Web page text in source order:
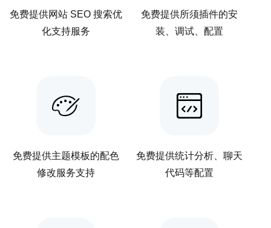
免费提供网站 SEO 搜索优
化支持服务
免费提供所须插件的安
装、调试、配置
免费提供主题模板的配色
修改服务支持
免费提供统计分析、聊天
代码等配置